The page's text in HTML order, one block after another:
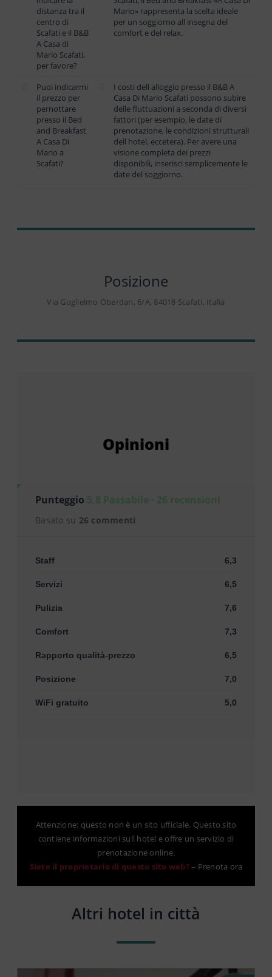
distanza tra il
centro di
Scafati e il B&B
A Casa di
Mario Scafati,
per favore?
Mario» rappresenta la scelta ideale
per un soggiorno all insegna del
comfort e del relax.
Puoi indicarmi
il prezzo per
pernottare
presso il Bed
and Breakfast
A Casa Di
Mario a
Scafati?
I costi dell alloggio presso il B&B A
Casa Di Mario Scafati possono subire
delle fluttuazioni a seconda di diversi
fattori (per esempio, le date di
prenotazione, le condizioni strutturali
dell hotel, eccetera). Per avere una
visione completa dei prezzi
disponibili, inserisci semplicemente le
date del soggiorno.
Posizione
Via Guglielmo Oberdan, 6/A, 84018 Scafati, Italia
Opinioni
Punteggio 5,8 Passabile · 26 recensioni
Basato su 26 commenti
Staff 6,3
Servizi 6,5
Pulizia 7,6
Comfort 7,3
Rapporto qualità-prezzo 6,5
Posizione 7,0
WiFi gratuito 5,0
Attenzione: questo non è un sito ufficiale. Questo sito
contiene informazioni sull hotel e offre un servizio di
prenotazione online.
Siete il proprietario di questo sito web?– Prenota ora
Altri hotel in città